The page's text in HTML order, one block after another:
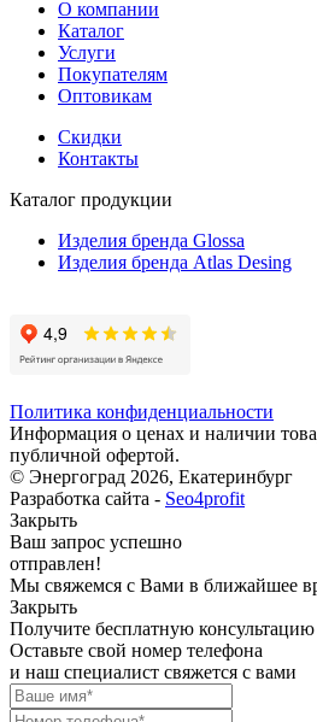
О компании
Каталог
Услуги
Покупателям
Оптовикам
Скидки
Контакты
Каталог продукции
Изделия бренда Glossa
Изделия бренда Atlas Desing
Политика конфиденциальности
Информация о ценах и наличии
публичной офертой.
© Энергоград 2026, Екатеринбург
Разработка сайта - Seo4profit
Закрыть
Ваш запрос успешно
отправлен!
Мы свяжемся с Вами в ближайшее
Закрыть
Получите бесплатную консультацию
Оставьте свой номер телефона
и наш специалист свяжется с вами